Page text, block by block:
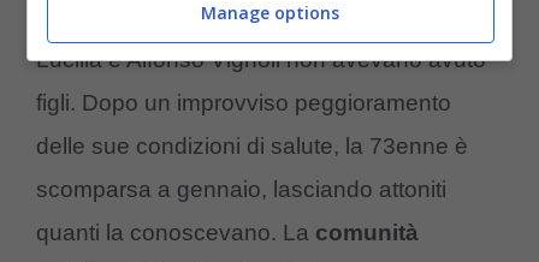
Secondo quanto riportato dalle cronache,
Lucilla e Alfonso Vignoli non avevano avuto
figli. Dopo un improvviso peggioramento
delle sue condizioni di salute, la 73enne è
scomparsa a gennaio, lasciando attoniti
quanti la conoscevano. La comunità
Manage options